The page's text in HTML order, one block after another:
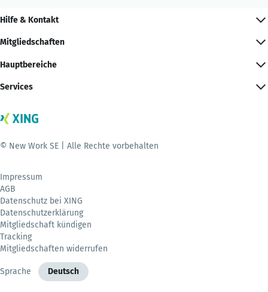
Hilfe & Kontakt
Mitgliedschaften
Hauptbereiche
Services
© New Work SE | Alle Rechte vorbehalten
Impressum
AGB
Datenschutz bei XING
Datenschutzerklärung
Mitgliedschaft kündigen
Tracking
Mitgliedschaften widerrufen
Sprache Deutsch